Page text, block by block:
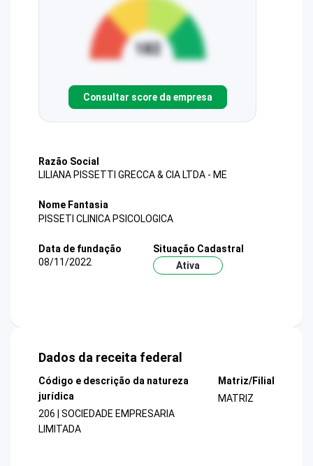
Consultar score da empresa
Razão Social
LILIANA PISSETTI GRECCA & CIA LTDA - ME
Nome Fantasia
PISSETI CLINICA PSICOLOGICA
Data de fundação
08/11/2022
Situação Cadastral
Ativa
Dados da receita federal
Código e descrição da natureza
jurídica
206 | SOCIEDADE EMPRESARIA
LIMITADA
Matriz/Filial
MATRIZ